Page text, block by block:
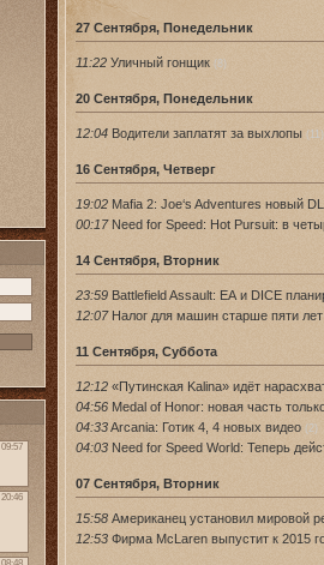
27 Сентября, Понедельник
11:22 Уличный гонщик (8)
20 Сентября, Понедельник
12:04 Водители заплатят за выхлопы (11)
16 Сентября, Четверг
19:02 Mafia 2: Joe‘s Adventures новый
00:17 Need for Speed: Hot Pursuit: в
14 Сентября, Вторник
23:59 Battlefield Assault: ЕА и DICE
12:07 Налог для машин старше пяти
11 Сентября, Суббота
12:12 «Путинская Kalina» идёт
04:56 Medal of Honor: новая часть
04:33Arcania: Готик 4, 4 новых видео (2)
04:03 Need for Speed World: Теперь
07 Сентября, Вторник
15:58 Американец установил мировой
12:53 Фирма McLaren выпустит к 2015